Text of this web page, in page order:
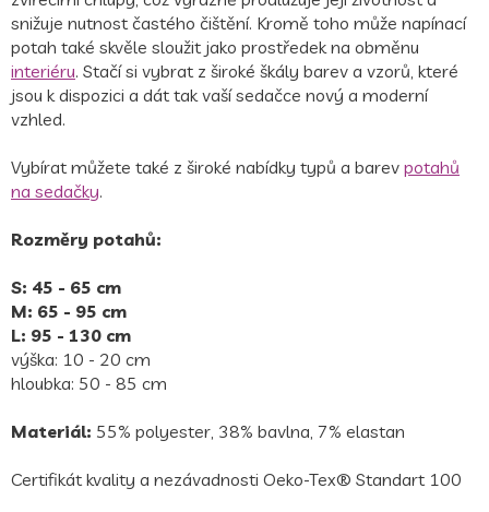
snižuje nutnost častého čištění. Kromě toho může napínací
potah také skvěle sloužit jako prostředek na obměnu
interiéru. Stačí si vybrat z široké škály barev a vzorů, které
jsou k dispozici a dát tak vaší sedačce nový a moderní
vzhled.
Vybírat můžete také z široké nabídky typů a barev potahů
na sedačky.
Rozměry potahů:
S: 45 - 65 cm
M: 65 - 95 cm
L: 95 - 130 cm
výška: 10 - 20 cm
hloubka: 50 - 85 cm
Materiál: 55% polyester, 38% bavlna, 7% elastan
Certifikát kvality a nezávadnosti Oeko-Tex® Standart 100